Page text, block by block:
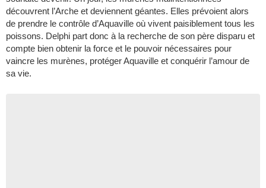
découvrent l’Arche et deviennent géantes. Elles prévoient alors
de prendre le contrôle d’Aquaville où vivent paisiblement tous les
poissons. Delphi part donc à la recherche de son père disparu et
compte bien obtenir la force et le pouvoir nécessaires pour
vaincre les murènes, protéger Aquaville et conquérir l’amour de
sa vie.